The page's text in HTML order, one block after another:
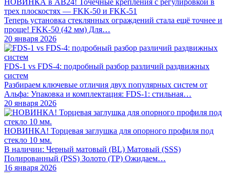
НОВИНКА в АВ24! Точечные крепления с регулировкой в
трех плоскостях — FKK-50 и FKK-51
Теперь установка стеклянных ограждений стала ещё точнее и
проще! FKK-50 (42 мм) Для…
20 января 2026
FDS-1 vs FDS-4: подробный разбор различий раздвижных
систем
Разбираем ключевые отличия двух популярных систем от
Альфа: Упаковка и комплектация: FDS-1: стильная…
20 января 2026
НОВИНКА! Торцевая заглушка для опорного профиля под
стекло 10 мм.
В наличии: Черный матовый (BL) Матовый (SSS)
Полированный (PSS) Золото (TP) Ожидаем…
16 января 2026